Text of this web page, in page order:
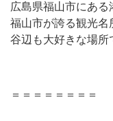
広島県福山市にあ
福山市が誇る観光名
谷辺も大好きな場所
＝＝＝＝＝＝＝＝